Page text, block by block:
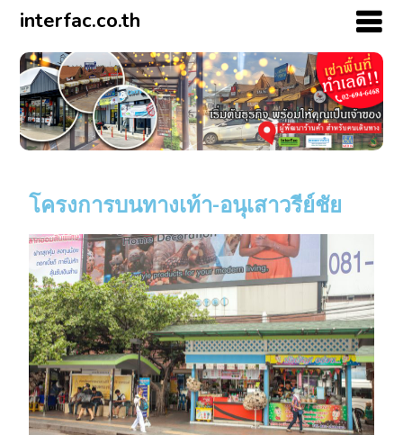
interfac.co.th
โครงการบนทางเท้า-อนุเสาวรีย์ชัย